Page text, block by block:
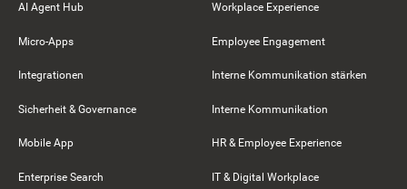
AI Agent Hub
Micro-Apps
Integrationen
Sicherheit & Governance
Mobile App
Enterprise Search
Workplace Experience
Employee Engagement
Interne Kommunikation stärken
Interne Kommunikation
HR & Employee Experience
IT & Digital Workplace